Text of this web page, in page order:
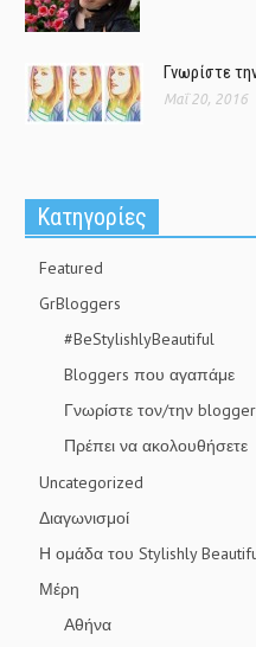
Γνωρίστε
Μαΐ 20, 2016
Kατηγορίες
Featured
GrBloggers
#BeStylishlyBeautiful
Bloggers που αγαπάμε
Γνωρίστε τον/την blogger
Πρέπει να ακολουθήσετε
Uncategorized
Διαγωνισμοί
Η ομάδα του Stylishly
Μέρη
Αθήνα